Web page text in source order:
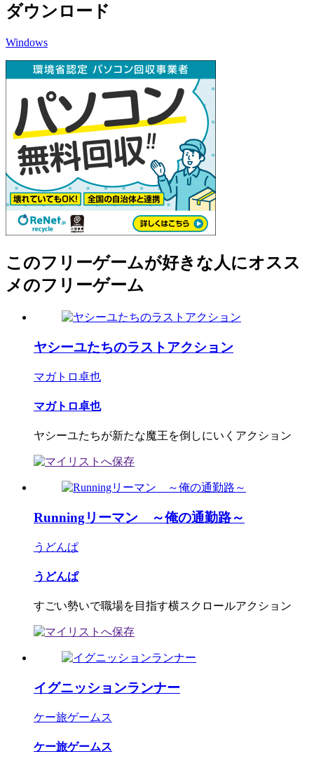
ダウンロード
Windows
このフリーゲームが好きな人にオスス
メのフリーゲーム
ヤシーユたちのラストアクション
マガトロ卓也
マガトロ卓也
ヤシーユたちが新たな魔王を倒しにいくアクション
Runningリーマン ～俺の通勤路～
うどんぱ
うどんぱ
すごい勢いで職場を目指す横スクロールアクション
イグニッションランナー
ケー旅ゲームス
ケー旅ゲームス